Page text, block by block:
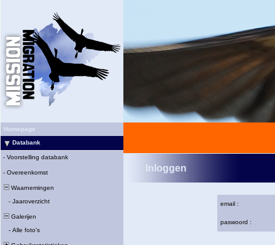
Homepage
Databank
- Voorstelling databank
- Overeenkomst
Waarnemingen
- Jaaroverzicht
Galerijen
- Alle foto's
Inloggen
email :
paswoord :